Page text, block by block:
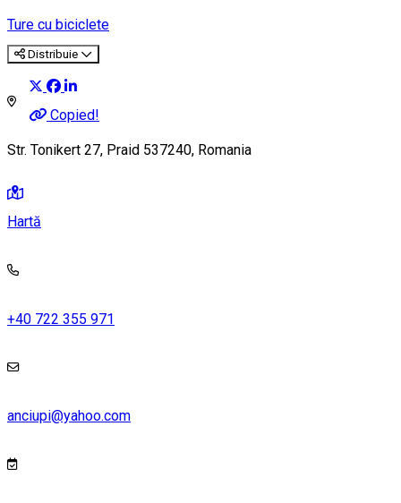
Ture cu biciclete
Distribuie
Copied!
Str. Tonikert 27, Praid 537240, Romania
Hartă
+40 722 355 971
anciupi@yahoo.com